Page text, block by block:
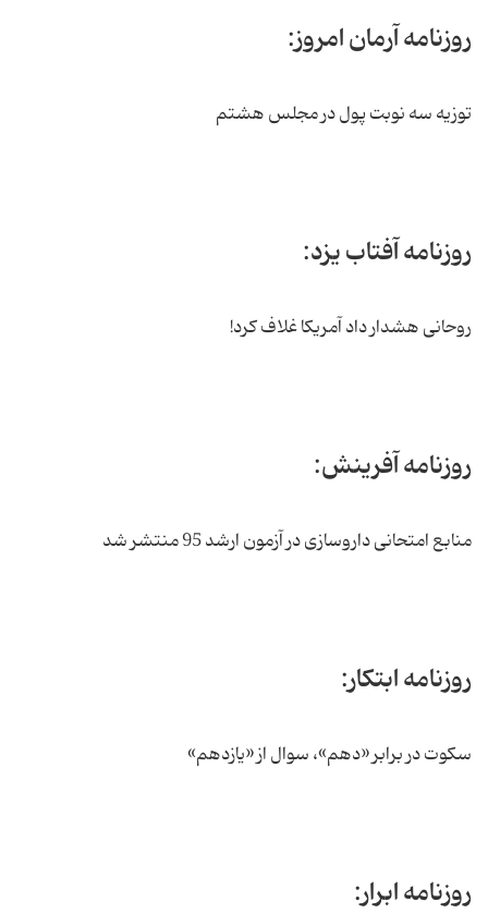
روزنامه آرمان امروز:
توزیه سه نوبت پول در مجلس هشتم
روزنامه آفتاب یزد:
روحانی هشدار داد آمریکا غلاف کرد!
روزنامه آفرینش:
منابع امتحانی داروسازی در آزمون ارشد 95 منتشر شد
روزنامه ابتکار:
سکوت در برابر «دهم»، سوال از «یازدهم»
روزنامه ابرار: